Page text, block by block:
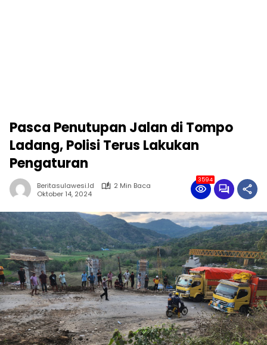
Pasca Penutupan Jalan di Tompo
Ladang, Polisi Terus Lakukan
Pengaturan
Beritasulawesi.id
2 Min Baca
Oktober 14, 2024
3594